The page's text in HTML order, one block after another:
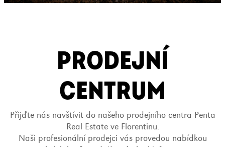
PRODEJNÍ
CENTRUM
Přijďte nás navštívit do našeho prodejního centra Penta
Real Estate ve Florentinu.
Naši profesionální prodejci vás provedou nabídkou